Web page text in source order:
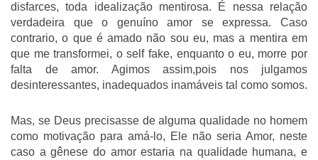
disfarces, toda idealização mentirosa. É nessa relação
verdadeira que o genuíno amor se expressa. Caso
contrario, o que é amado não sou eu, mas a mentira em
que me transformei, o self fake, enquanto o eu, morre por
falta de amor. Agimos assim,pois nos julgamos
desinteressantes, inadequados inamáveis tal como somos.
Mas, se Deus precisasse de alguma qualidade no homem
como motivação para amá-lo, Ele não seria Amor, neste
caso a gênese do amor estaria na qualidade humana, e